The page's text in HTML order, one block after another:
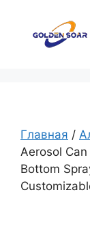
содержимому
Главная /
Aerosol
Bottom